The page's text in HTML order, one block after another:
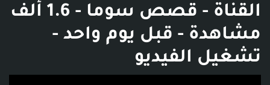
القناة - قصص سوما - 1.6 ألف
مشاهدة - قبل يوم واحد -
تشغيل الفيديو